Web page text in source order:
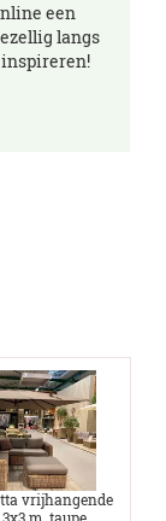
een
langs
inspireren!
vrijhangende